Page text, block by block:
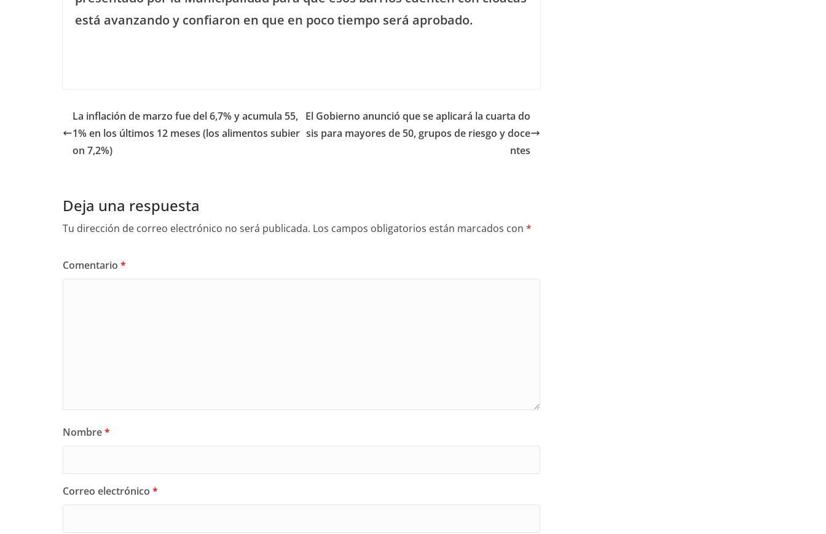
está avanzando y confiaron en que en poco tiempo será aprobado.
La inflación de marzo fue del 6,7% y acumula 55,
1% en los últimos 12 meses (los alimentos subier
on 7,2%)
El Gobierno anunció que se aplicará la cuarta do
sis para mayores de 50, grupos de riesgo y doce
ntes
Deja una respuesta
Tu dirección de correo electrónico no será publicada. Los campos obligatorios están marcados con *
Comentario *
Nombre*
Correo electrónico *